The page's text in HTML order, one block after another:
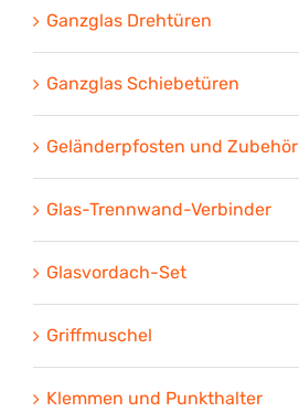
Ganzglas Drehtüren
Ganzglas Schiebetüren
Geländerpfosten und Zubehör
Glas-Trennwand-Verbinder
Glasvordach-Set
Griffmuschel
Klemmen und Punkthalter